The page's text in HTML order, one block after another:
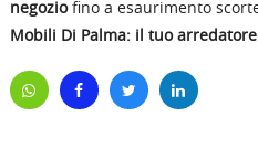
negoziofino a esaurimento
Mobili Di Palma: il tuo